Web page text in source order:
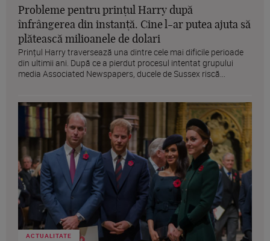
Probleme pentru prințul Harry după
înfrângerea din instanță. Cine l-ar putea ajuta să
plătească milioanele de dolari
Prințul Harry traversează una dintre cele mai dificile perioade
din ultimii ani. După ce a pierdut procesul intentat grupului
media Associated Newspapers, ducele de Sussex riscă...
ACTUALITATE